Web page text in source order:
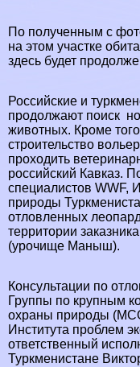
По полученным с
на этом участке
здесь будет
Российские и
продолжают поиск
животных. Кроме
строительство
проходить
российский Кавказ.
специалистов
природы
отловленных
территории
(урочище Маныш).
Консультации по
Группы по крупным
охраны природы
Института проблем
ответственный
Туркменистане